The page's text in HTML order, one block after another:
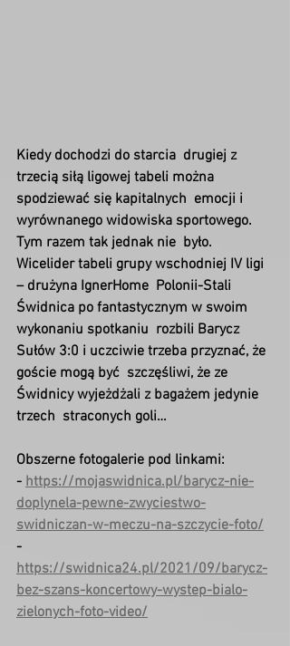
Kiedy dochodzi do starcia  drugiej z
trzecią siłą ligowej tabeli można
spodziewać się kapitalnych  emocji i
wyrównanego widowiska sportowego.
Tym razem tak jednak nie  było.
Wicelider tabeli grupy wschodniej IV ligi
– drużyna IgnerHome  Polonii-Stali
Świdnica po fantastycznym w swoim
wykonaniu spotkaniu  rozbili Barycz
Sułów 3:0 i uczciwie trzeba przyznać, że
goście mogą być  szczęśliwi, że ze
Świdnicy wyjeżdżali z bagażem jedynie
trzech  straconych goli…
Obszerne fotogalerie pod linkami:
- https://mojaswidnica.pl/barycz-nie-
doplynela-pewne-zwyciestwo-
swidniczan-w-meczu-na-szczycie-foto/
-
https://swidnica24.pl/2021/09/barycz-
bez-szans-koncertowy-wystep-bialo-
zielonych-foto-video/